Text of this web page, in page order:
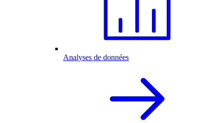
Analyses de données